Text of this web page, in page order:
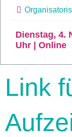
Dienstag, 4.
Uhr | Online
Link